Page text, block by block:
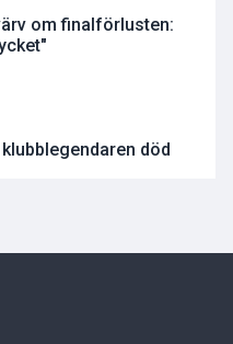
om finalförlusten:
död